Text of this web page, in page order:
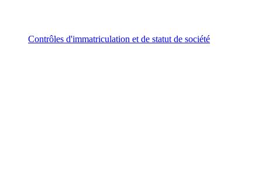
Contrôles d'immatriculation et de statut de société